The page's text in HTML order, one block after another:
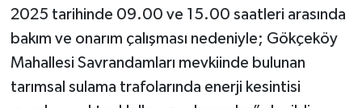
2025 tarihinde 09.00 ve 15.00 saatleri arasında
bakım ve onarım çalışması nedeniyle; Gökçeköy
Mahallesi Savrandamları mevkiinde bulunan
tarımsal sulama trafolarında enerji kesintisi